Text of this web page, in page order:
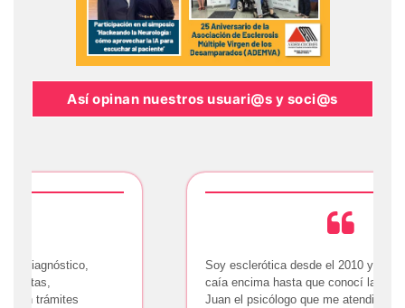
Así opinan nuestros usuari@s y soci@s
Soy esclerótica desde el 2010 y el mundo se me
caía encima hasta que conocí la asociación…
Juan el psicólogo que me atendió fue una